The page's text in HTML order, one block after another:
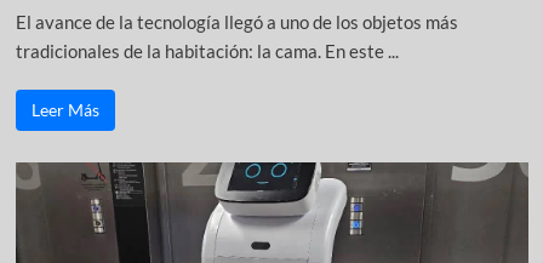
El avance de la tecnología llegó a uno de los objetos más
tradicionales de la habitación: la cama. En este ...
Leer Más